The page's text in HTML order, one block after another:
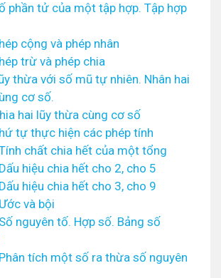
phần tử của một tập hợp. Tập hợp
cộng và phép nhân
trừ và phép chia
thừa với số mũ tự nhiên. Nhân hai
cơ số.
hai lũy thừa cùng cơ số
tự thực hiện các phép tính
chất chia hết của một tổng
hiệu chia hết cho 2, cho 5
hiệu chia hết cho 3, cho 9
và bội
nguyên tố. Hợp số. Bảng số
tích một số ra thừa số nguyên